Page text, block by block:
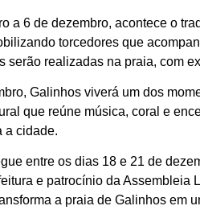
a 6 de dezembro, acontece o
torcedores que
serão realizadas na praia, com
Galinhos viverá um dos
que reúne música, coral e
a cidade.
entre os dias 18 e 21 de
e patrocínio da Assembleia
a praia de Galinhos em